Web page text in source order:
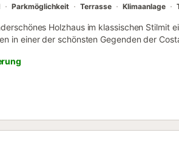
Parkmöglichkeit Terrasse Klimaanlage
Holzhaus im klassischen Stilmit
in einer der schönsten Gegenden der
die perfekte Umgebung zum Entspannen,
Es verfügt über einen großen Garten, eine
und -wänden, großen Fenstern und